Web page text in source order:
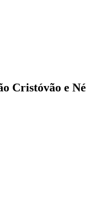
Cristóvão e